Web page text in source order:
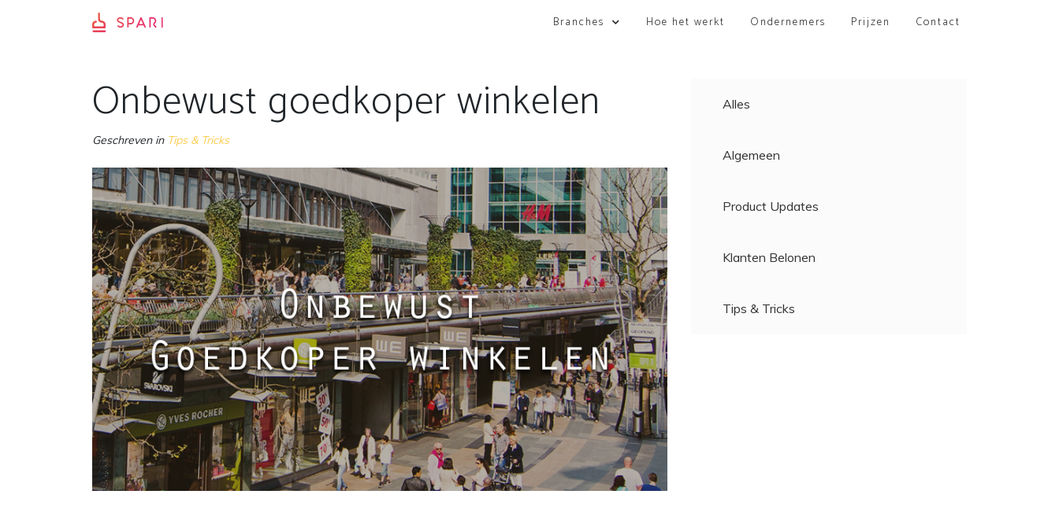
Branches Hoe het werkt Ondernemers Prijzen Contact
Onbewust goedkoper winkelen
Geschreven in Tips & Tricks
Alles
Algemeen
Product Updates
Klanten Belonen
Tips & Tricks